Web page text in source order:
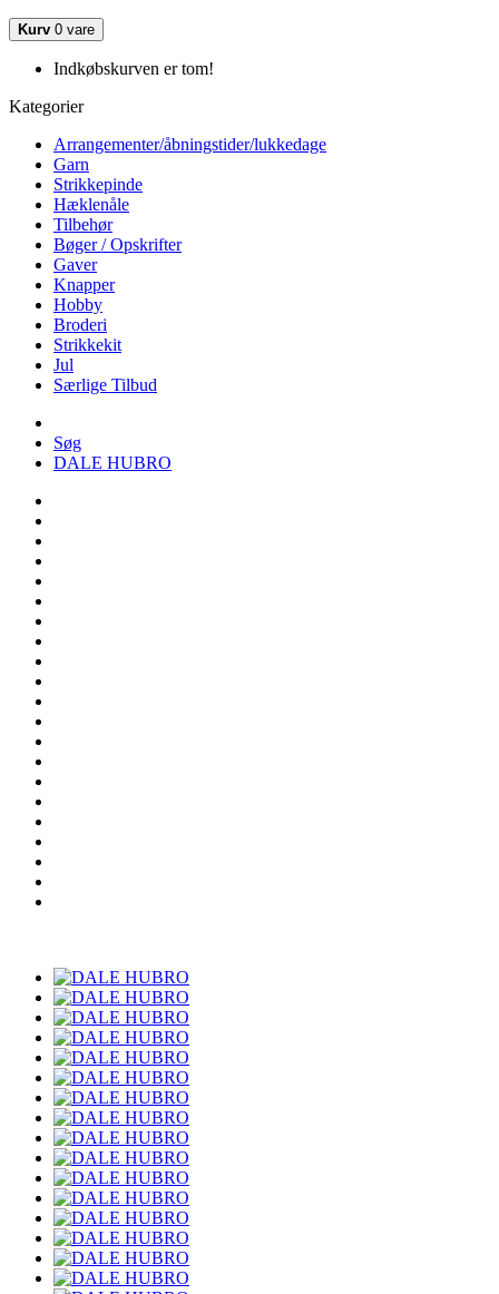
Kurv 0 vare
Indkøbskurven er tom!
Kategorier
Arrangementer/åbningstider/lukkedage
Garn
Strikkepinde
Hæklenåle
Tilbehør
Bøger / Opskrifter
Gaver
Knapper
Hobby
Broderi
Strikkekit
Jul
Særlige Tilbud
Søg
DALE HUBRO